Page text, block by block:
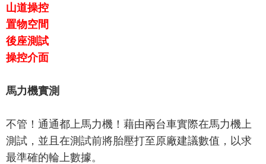
山道操控
置物空間
後座測試
操控介面
馬力機實測
不管！通通都上馬力機！藉由兩台車實際在馬力機上
測試，並且在測試前將胎壓打至原廠建議數值，以求
最準確的輪上數據。